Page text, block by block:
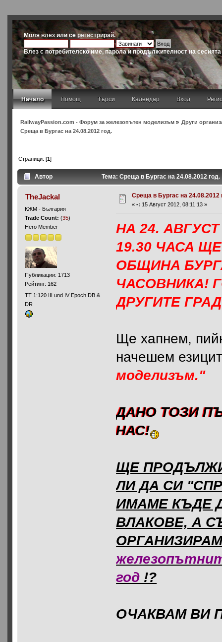
Молявлез или серегистрирай.
Влез с потребителско име, парола и продължителност на сесията
Начало Помощ Търси Календар Вход
RailwayPassion.com - Форум за железопътен моделизъм» Други
Среща в Бургас на 24.08.2012 год.
Страници: [1]
Автор Тема: Среща в Бургас на 24.08.2012
TheJackal
КЖМ - България
Trade Count:(35)
Hero Member
Публикации: 1713
Рейтинг: 162
ТТ 1:120 III und IV Epoch DB &
DR
Среща в Бургас на 24.08.2012
«-: 15 Август 2012, 08:11:13 »
НА 24.
19.30 ЧАСА
ОБЩИНА
ЧАСОВНИКА!
ДРУГИТЕ
Ще хапнем,
начешем
моделизъм."
ДАНО ТОЗИ
НАС!
ЩЕ
ЛИ ДА СИ
ИМАМЕ КЪДЕ
ВЛАКОВЕ, А
год !?
ОЧАКВАМ ВИ